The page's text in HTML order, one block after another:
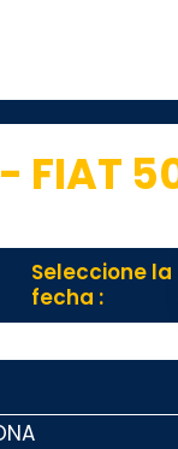
FIAT
Seleccione la
fecha :